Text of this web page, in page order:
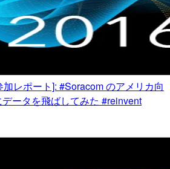
レポート]: #Soracom のアメリカ向
ータを飛ばしてみた #reinvent